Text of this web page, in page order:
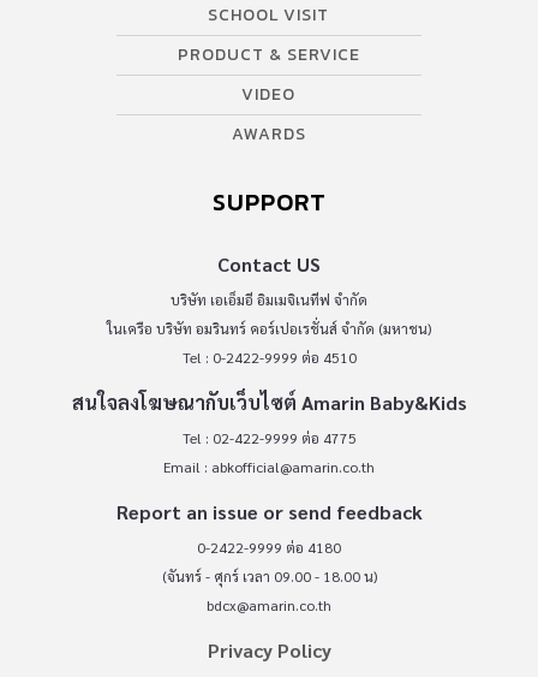
SCHOOL VISIT
PRODUCT & SERVICE
VIDEO
AWARDS
SUPPORT
Contact US
บริษัท เอเอ็มอี อิมเมจิเนทีฟ จำกัด
ในเครือ บริษัท อมรินทร์ คอร์เปอเรชั่นส์ จำกัด (มหาชน)
Tel : 0-2422-9999 ต่อ 4510
สนใจลงโฆษณากับเว็บไซต์ Amarin Baby&Kids
Tel : 02-422-9999 ต่อ 4775
Email : abkofficial@amarin.co.th
Report an issue or send feedback
0-2422-9999 ต่อ 4180
(จันทร์ - ศุกร์ เวลา 09.00 - 18.00 น)
bdcx@amarin.co.th
Privacy Policy